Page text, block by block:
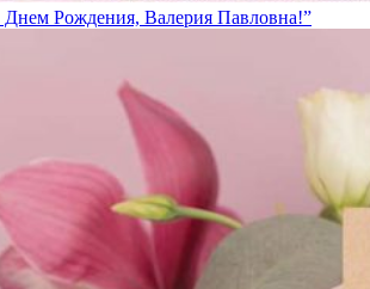
Рождения, Валерия Павловна!”